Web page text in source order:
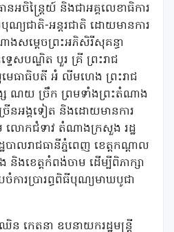
នអចិន្ត្រៃយ៍ និងជាអគ្គលេខាធិការ
ណ្យជាតិ-អន្តរជាតិ ដោយមានការ
ងសម្តេចព្រះអភិសិរីសុគន្ធា
េសបណ្ឌិត បួរ គ្រី ព្រះរាជ
ធាធិបតី អំ លីមហេង ព្រះរាជ
ស ណយ ច្រឹក ព្រមទាំងព្រះតំណាង
ើនអង្គទៀត និងដោយមានការ
លោកជំទាវ តំណាងក្រសួង រដ្ឋ
ឋបាលរាជធានីភ្នំពេញ ខេត្តកណ្តាល
និងខេត្តកំពង់ចាម ដើម្បីពិភាក្សា
ការប្រារព្ធពិធីបុណ្យមាឃបូជា
ន កេតនា ឧបនាយករដ្ឋមន្ត្រី